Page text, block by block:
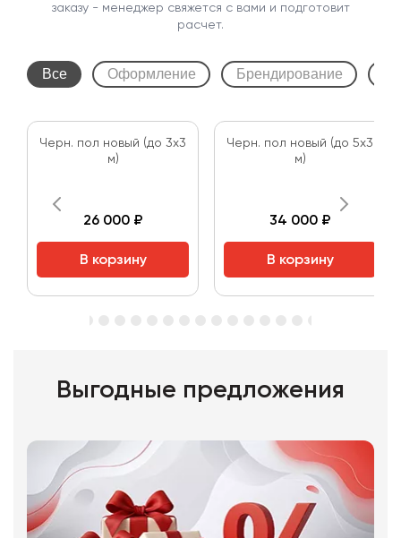
заказу - менеджер свяжется с вами и подготовит
расчет.
Все Оформление Брендирование
Черн. пол новый (до 3х3
м)
26 000 ₽
В корзину
Черн. пол новый (до 5х3
м)
34 000 ₽
В корзину
Выгодные предложения